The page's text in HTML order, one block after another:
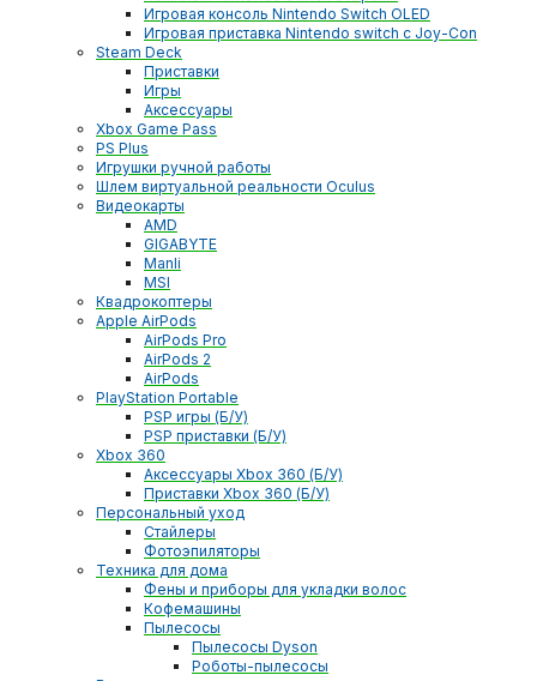
Игровая консоль Nintendo Switch OLED
Игровая приставка Nintendo switch с Joy-Con
Steam Deck
Приставки
Игры
Аксессуары
Xbox Game Pass
PS Plus
Игрушки ручной работы
Шлем виртуальной реальности Oculus
Видеокарты
AMD
GIGABYTE
Manli
MSI
Квадрокоптеры
Apple AirPods
AirPods Pro
AirPods 2
AirPods
PlayStation Portable
PSP игры (Б/У)
PSP приставки (Б/У)
Xbox 360
Аксессуары Xbox 360 (Б/У)
Приставки Xbox 360 (Б/У)
Персональный уход
Стайлеры
Фотоэпиляторы
Техника для дома
Фены и приборы для укладки волос
Кофемашины
Пылесосы
Пылесосы Dyson
Роботы-пылесосы